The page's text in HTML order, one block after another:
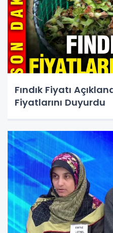
Fındık Fiyatı
Fiyatlarını Duyurdu